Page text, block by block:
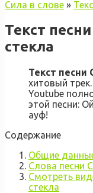
Сила в слове »
Текст
стекла
Текст песни
хитовый
Youtube
этой песни:
ауф!
Содержание
Общие
Слова песни
Смотреть
стекла